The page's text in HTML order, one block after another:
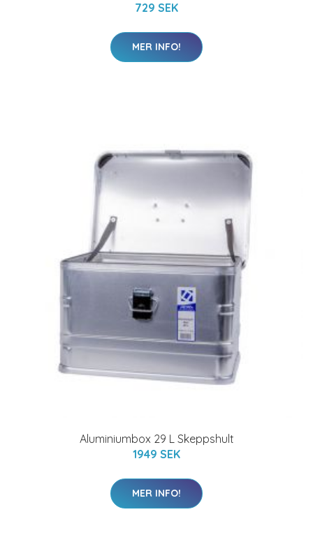
729 SEK
MER INFO!
Aluminiumbox 29 L Skeppshult
1949 SEK
MER INFO!